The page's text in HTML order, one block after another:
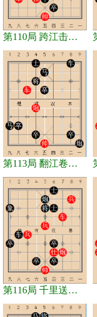
第110局 跨江击刘表
第113局 翻江卷巨澜
第116局 千里送鹅毛